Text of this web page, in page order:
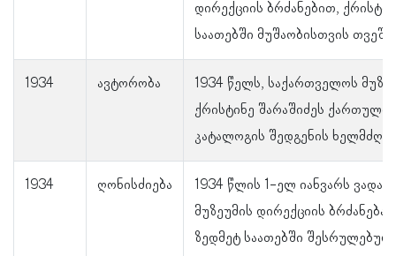
დირექციის ბრძანებით,
საათებში მუშაობისთვის თვეში
1934 ავტორობა
1934 წელს, საქართველოს
ქრისტინე შარაშიძეს ქართული
კატალოგის შედგენის
1934 ღონისძიება
1934 წლის 1-ელ იანვარს ვადა
მუზეუმის დირექციის
ზედმეტ საათებში